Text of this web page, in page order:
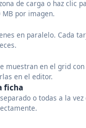
de carga o haz clic
MB por imagen.
en paralelo. Cada
muestran en el grid
en el editor.
ficha
o todas a la